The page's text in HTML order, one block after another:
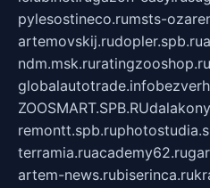
pylesostineco.rumsts-
artemovskij.rudopler.spb.ru
ndm.msk.ruratingzooshop.ru
globalautotrade.info
ZOOSMART.SPB.RU
remontt.spb.ru
terramia.ruacademy62.ru
artem-news.rubiserinca.ru